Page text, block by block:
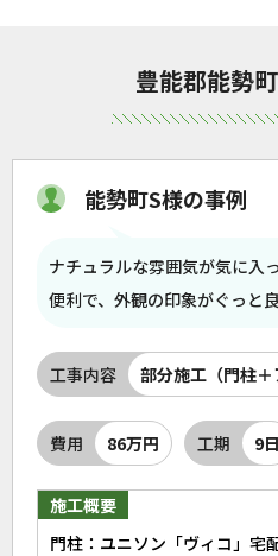
豊能郡能勢
能勢町S様の事例
ナチュラルな雰囲気が気に入
便利で、外観の印象がぐっと
工事内容 部分施工（門柱＋
費用 86万円 工期 9日
施工概要
門柱：ユニソン「ヴィコ」宅